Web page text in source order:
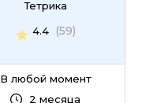
Тетрика
4.4
(59)
В любой момент
2 месяца